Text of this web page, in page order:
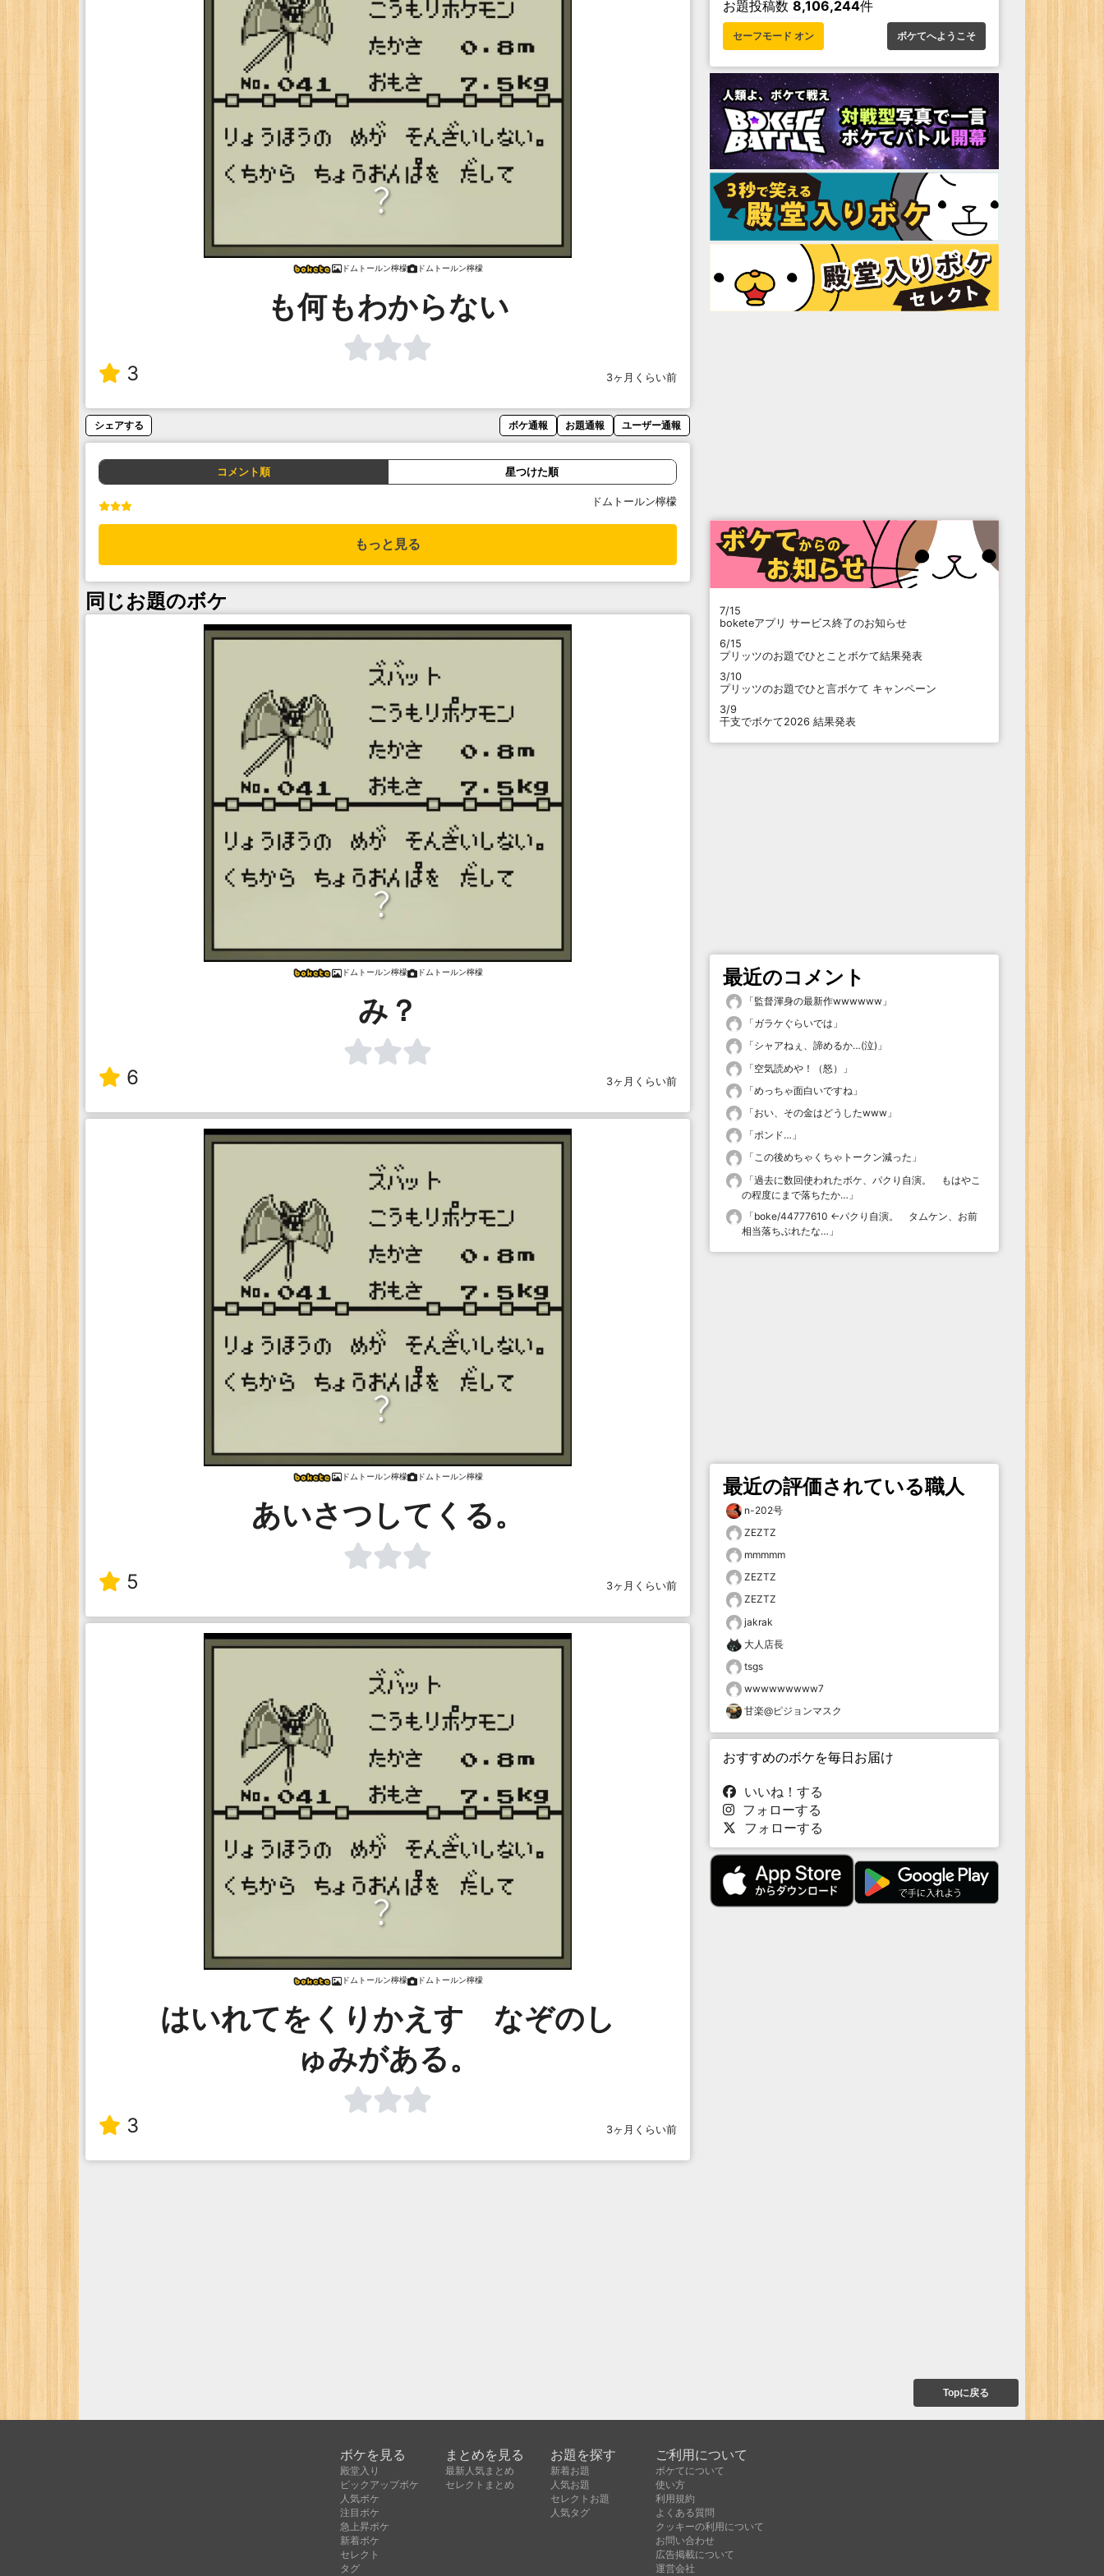
ドムトールン檸檬 ドムトールン檸檬
も何もわからない
3 3ヶ月くらい前
シェアする ボケ通報 お題通報 ユーザー通報
コメント順 星つけた順
ドムトールン檸檬
もっと見る
同じお題のボケ
ドムトールン檸檬 ドムトールン檸檬
み？
6 3ヶ月くらい前
ドムトールン檸檬 ドムトールン檸檬
あいさつしてくる。
5 3ヶ月くらい前
ドムトールン檸檬 ドムトールン檸檬
はいれてをくりかえす なぞのし
ゅみがある。
3 3ヶ月くらい前
お題投稿数 8,106,244件
セーフモード オン ボケてへようこそ
7/15
boketeアプリ サービス終了のお知らせ
6/15
プリッツのお題でひとことボケて結果発表
3/10
プリッツのお題でひと言ボケて キャンペーン
3/9
干支でボケて2026 結果発表
最近のコメント
「監督渾身の最新作wwwwww 」
「ガラケぐらいでは 」
「シャアねぇ、諦めるか…(泣) 」
「空気読めや！（怒）
」
「めっちゃ面白いですね 」
「おい、その金はどうしたwww 」
「ポンド… 」
「この後めちゃくちゃトークン減った 」
「過去に数回使われたボケ、パクり自演。 もはやこ
の程度にまで落ちたか… 」
「boke/44777610 ←パクり自演。 タムケン、お前
相当落ちぶれたな… 」
最近の評価されている職人
n-202号
ZEZTZ
mmmmm
ZEZTZ
ZEZTZ
jakrak
大人店長
tsgs
wwwwwwwww7
甘楽@ピジョンマスク
おすすめのボケを毎日お届け
いいね！する
フォローする
フォローする
Topに戻る
ボケを見る
殿堂入り
ピックアップボケ
人気ボケ
注目ボケ
急上昇ボケ
新着ボケ
セレクト
タグ
まとめを見る
最新人気まとめ
セレクトまとめ
お題を探す
新着お題
人気お題
セレクトお題
人気タグ
ご利用について
ボケてについて
使い方
利用規約
よくある質問
クッキーの利用について
お問い合わせ
広告掲載について
運営会社